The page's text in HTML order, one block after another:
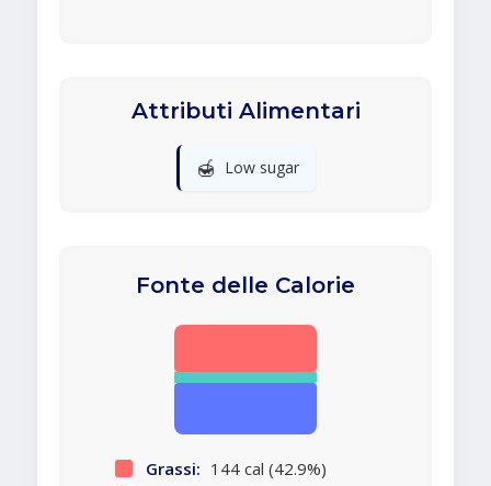
Attributi Alimentari
🍯 Low sugar
Fonte delle Calorie
Grassi: 144 cal (42.9%)